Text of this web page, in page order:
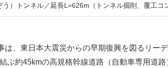
）トンネル／延長L=626m（トンネル掘削、覆工コ
は、東日本大震災からの早期復興を図るリー
ぶ約45kmの高規格幹線道路（自動車専用道